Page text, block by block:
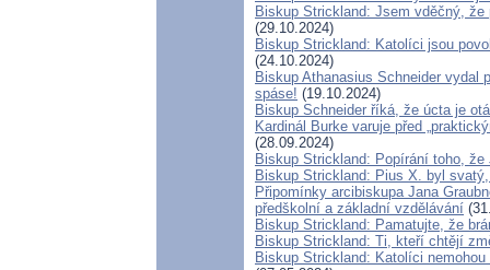
Biskup Strickland: Jsem vděčný,
(29.10.2024)
Biskup Strickland: Katolíci jsou
(24.10.2024)
Biskup Athanasius Schneider
spáse! (19.10.2024)
Biskup Schneider říká, že úcta je
Kardinál Burke varuje před
(28.09.2024)
Biskup Strickland: Popírání toho,
Biskup Strickland: Pius X. byl
Připomínky arcibiskupa Jana
předškolní a základní vzdělávání
Biskup Strickland: Pamatujte, že
Biskup Strickland: Ti, kteří chtějí
Biskup Strickland: Katolíci